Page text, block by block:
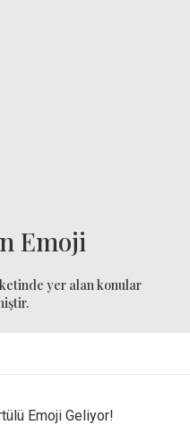
Emoji
yer alan konular
Emoji Geliyor!